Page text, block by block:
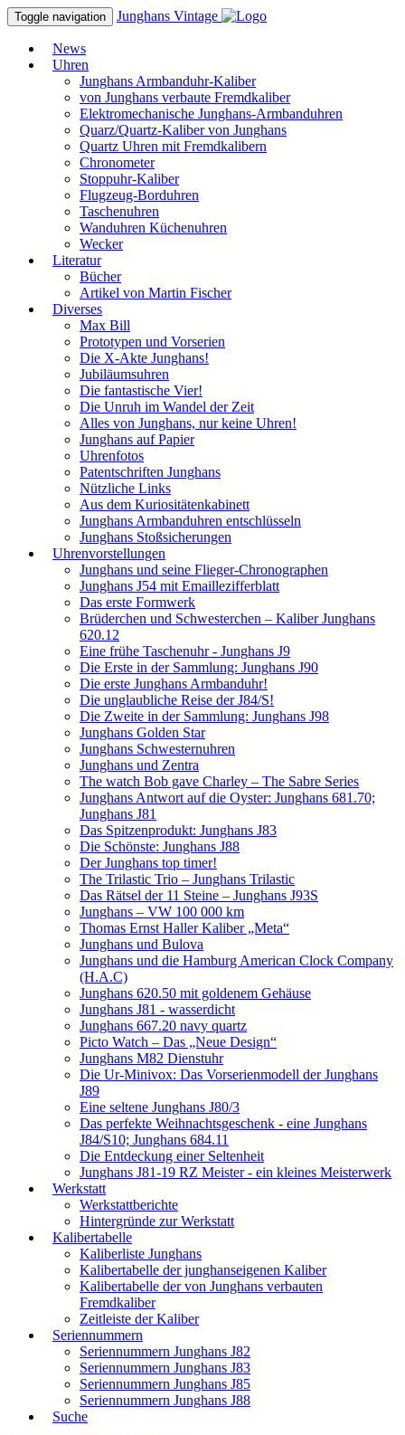
Toggle navigation Junghans Vintage
News
Uhren
Junghans Armbanduhr-Kaliber
von Junghans verbaute Fremdkaliber
Elektromechanische Junghans-Armbanduhren
Quarz/Quartz-Kaliber von Junghans
Quartz Uhren mit Fremdkalibern
Chronometer
Stoppuhr-Kaliber
Flugzeug-Borduhren
Taschenuhren
Wanduhren Küchenuhren
Wecker
Literatur
Bücher
Artikel von Martin Fischer
Diverses
Max Bill
Prototypen und Vorserien
Die X-Akte Junghans!
Jubiläumsuhren
Die fantastische Vier!
Die Unruh im Wandel der Zeit
Alles von Junghans, nur keine Uhren!
Junghans auf Papier
Uhrenfotos
Patentschriften Junghans
Nützliche Links
Aus dem Kuriositätenkabinett
Junghans Armbanduhren entschlüsseln
Junghans Stoßsicherungen
Uhrenvorstellungen
Junghans und seine Flieger-Chronographen
Junghans J54 mit Emaillezifferblatt
Das erste Formwerk
Brüderchen und Schwesterchen – Kaliber Junghans
620.12
Eine frühe Taschenuhr - Junghans J9
Die Erste in der Sammlung: Junghans J90
Die erste Junghans Armbanduhr!
Die unglaubliche Reise der J84/S!
Die Zweite in der Sammlung: Junghans J98
Junghans Golden Star
Junghans Schwesternuhren
Junghans und Zentra
The watch Bob gave Charley – The Sabre Series
Junghans Antwort auf die Oyster: Junghans 681.70;
Junghans J81
Das Spitzenprodukt: Junghans J83
Die Schönste: Junghans J88
Der Junghans top timer!
The Trilastic Trio – Junghans Trilastic
Das Rätsel der 11 Steine – Junghans J93S
Junghans – VW 100 000 km
Thomas Ernst Haller Kaliber „Meta“
Junghans und Bulova
Junghans und die Hamburg American Clock Company
(H.A.C)
Junghans 620.50 mit goldenem Gehäuse
Junghans J81 - wasserdicht
Junghans 667.20 navy quartz
Picto Watch – Das „Neue Design“
Junghans M82 Dienstuhr
Die Ur-Minivox: Das Vorserienmodell der Junghans
J89
Eine seltene Junghans J80/3
Das perfekte Weihnachtsgeschenk - eine Junghans
J84/S10; Junghans 684.11
Die Entdeckung einer Seltenheit
Junghans J81-19 RZ Meister - ein kleines Meisterwerk
Werkstatt
Werkstattberichte
Hintergründe zur Werkstatt
Kalibertabelle
Kaliberliste Junghans
Kalibertabelle der junghanseigenen Kaliber
Kalibertabelle der von Junghans verbauten
Fremdkaliber
Zeitleiste der Kaliber
Seriennummern
Seriennummern Junghans J82
Seriennummern Junghans J83
Seriennummern Junghans J85
Seriennummern Junghans J88
Suche